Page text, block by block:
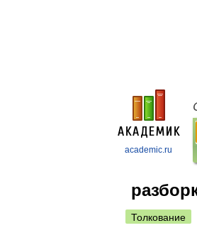
academic.ru
Толкование